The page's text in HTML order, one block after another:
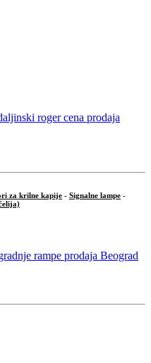
za krilne kapije - Signalne lampe -